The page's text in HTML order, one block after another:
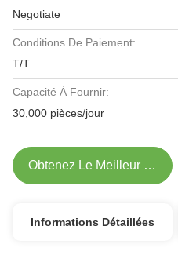
Negotiate
Conditions De Paiement:
T/T
Capacité À Fournir:
30,000 pièces/jour
Obtenez Le Meilleur Prix
Informations Détaillées